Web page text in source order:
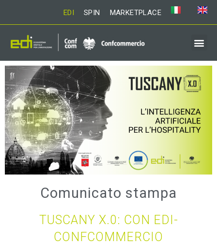
EDI SPIN MARKETPLACE
Comunicato stampa
TUSCANY X.0: CON EDI-
CONFCOMMERCIO